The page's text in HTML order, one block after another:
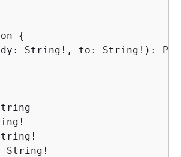
{
String!, to: String!):
String!